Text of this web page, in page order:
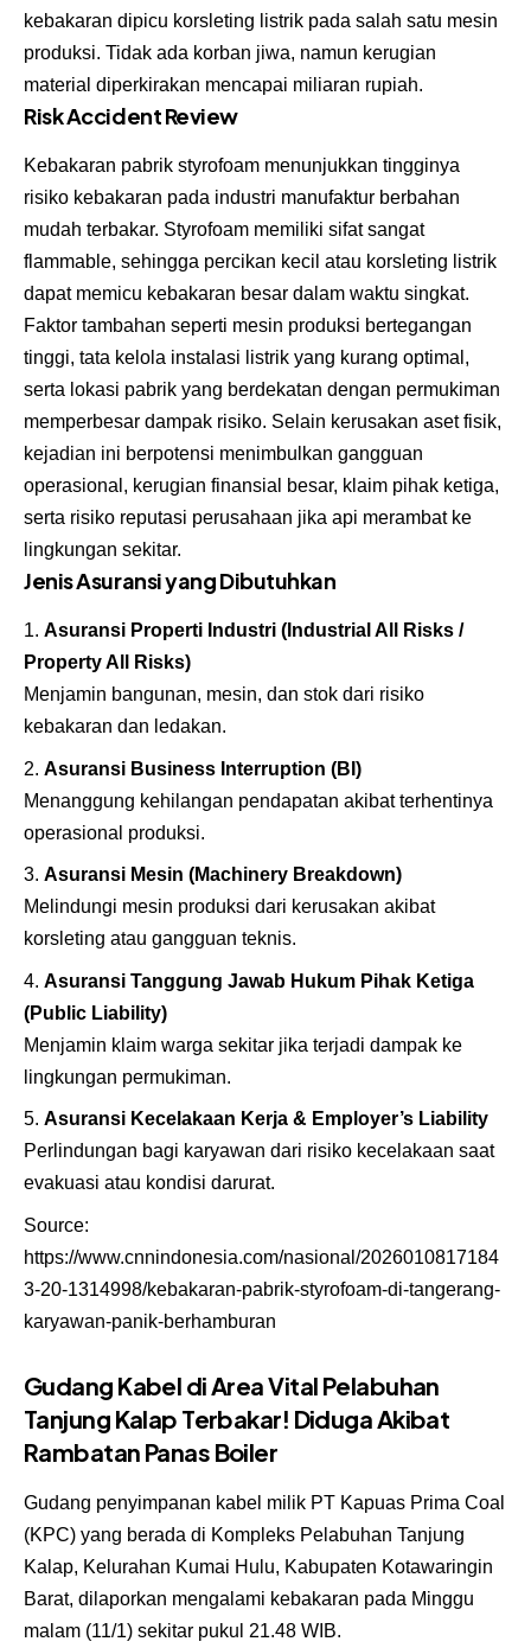
kebakaran dipicu korsleting listrik pada salah satu mesin
produksi. Tidak ada korban jiwa, namun kerugian
material diperkirakan mencapai miliaran rupiah.
Risk Accident Review
Kebakaran pabrik styrofoam menunjukkan tingginya
risiko kebakaran pada industri manufaktur berbahan
mudah terbakar. Styrofoam memiliki sifat sangat
flammable, sehingga percikan kecil atau korsleting listrik
dapat memicu kebakaran besar dalam waktu singkat.
Faktor tambahan seperti mesin produksi bertegangan
tinggi, tata kelola instalasi listrik yang kurang optimal,
serta lokasi pabrik yang berdekatan dengan permukiman
memperbesar dampak risiko. Selain kerusakan aset fisik,
kejadian ini berpotensi menimbulkan gangguan
operasional, kerugian finansial besar, klaim pihak ketiga,
serta risiko reputasi perusahaan jika api merambat ke
lingkungan sekitar.
Jenis Asuransi yang Dibutuhkan
Asuransi Properti Industri (Industrial All Risks /
Property All Risks)
Menjamin bangunan, mesin, dan stok dari risiko
kebakaran dan ledakan.
Asuransi Business Interruption (BI)
Menanggung kehilangan pendapatan akibat terhentinya
operasional produksi.
Asuransi Mesin (Machinery Breakdown)
Melindungi mesin produksi dari kerusakan akibat
korsleting atau gangguan teknis.
Asuransi Tanggung Jawab Hukum Pihak Ketiga
(Public Liability)
Menjamin klaim warga sekitar jika terjadi dampak ke
lingkungan permukiman.
Asuransi Kecelakaan Kerja & Employer’s Liability
Perlindungan bagi karyawan dari risiko kecelakaan saat
evakuasi atau kondisi darurat.
Source:
https://www.cnnindonesia.com/nasional/2026010817184
3-20-1314998/kebakaran-pabrik-styrofoam-di-tangerang-
karyawan-panik-berhamburan
Gudang Kabel di Area Vital Pelabuhan
Tanjung Kalap Terbakar! Diduga Akibat
Rambatan Panas Boiler
Gudang penyimpanan kabel milik PT Kapuas Prima Coal
(KPC) yang berada di Kompleks Pelabuhan Tanjung
Kalap, Kelurahan Kumai Hulu, Kabupaten Kotawaringin
Barat, dilaporkan mengalami kebakaran pada Minggu
malam (11/1) sekitar pukul 21.48 WIB.